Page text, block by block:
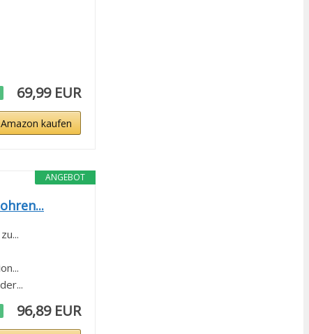
69,99 EUR
kaufen
ANGEBOT
96,89 EUR